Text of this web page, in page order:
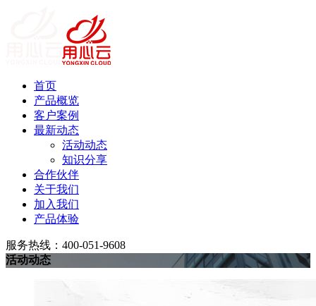
首页
产品概览
客户案例
最新动态
活动动态
知识分享
合作伙伴
关于我们
加入我们
产品体验
服务热线：400-051-9608
活动动态